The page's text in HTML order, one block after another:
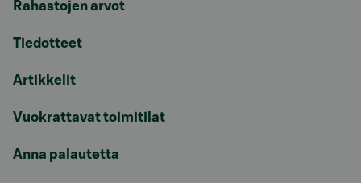
Rahastojen arvot
Tiedotteet
Artikkelit
Vuokrattavat toimitilat
Anna palautetta